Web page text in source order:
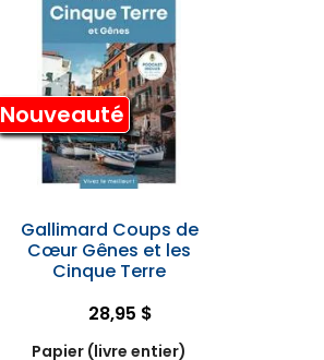
Nouveauté
Gallimard Coups de
Cœur Gênes et les
Cinque Terre
28,95 $
Papier (livre entier)